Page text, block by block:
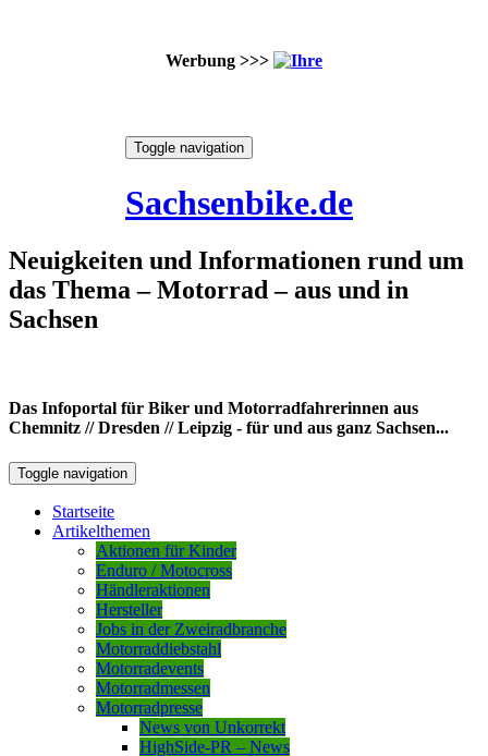
Werbung >>>
Toggle navigation
Sachsenbike.de
Neuigkeiten und Informationen rund um
das Thema – Motorrad – aus und in
Sachsen
Das Infoportal für Biker und Motorradfahrerinnen aus
Chemnitz // Dresden // Leipzig - für und aus ganz Sachsen...
Toggle navigation
Startseite
Artikelthemen
Aktionen für Kinder
Enduro / Motocross
Händleraktionen
Hersteller
Jobs in der Zweiradbranche
Motorraddiebstahl
Motorradevents
Motorradmessen
Motorradpresse
News von Unkorrekt
HighSide-PR – News